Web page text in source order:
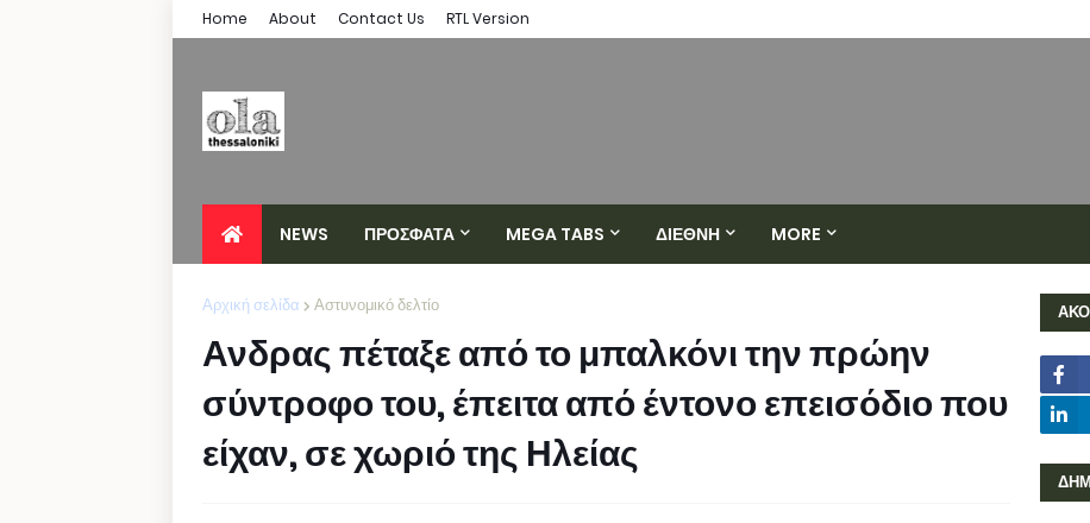
Home About Contact Us RTL Version
NEWS ΠΡΟΣΦΑΤΑ MEGA TABS ΔΙΕΘΝΗ MORE
Αρχική σελίδα Αστυνομικό δελτίο
Ανδρας πέταξε από το μπαλκόνι την πρώην
σύντροφο του, έπειτα από έντονο επεισόδιο που
είχαν, σε χωριό της Ηλείας